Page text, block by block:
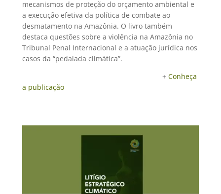
mecanismos de proteção do orçamento ambiental e
a execução efetiva da política de combate ao
desmatamento na Amazônia. O livro também
destaca questões sobre a violência na Amazônia no
Tribunal Penal Internacional e a atuação jurídica nos
casos da “pedalada climática”.
+ Conheça
a publicação